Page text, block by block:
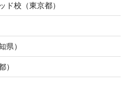
ド校（東京都）
県）
）